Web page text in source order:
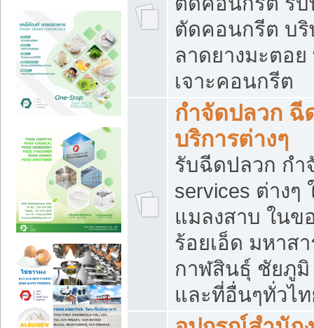
ตัดคอนกรีต บริ
ลาดยางมะตอ
เจาะคอนกรีต
กำจัดปลวก ฉี
บริการต่างๆ
รับฉีดปลวก กำ
services ต่าง
แมลงสาบ ใน
ร้อยเอ็ด มหาส
กาฬสินธุ์ ชัยภู
และที่อื่นๆทั่วไ